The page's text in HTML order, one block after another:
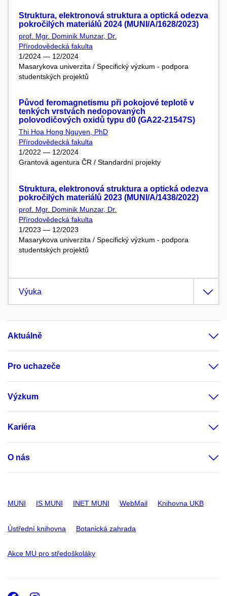
Struktura, elektronová struktura a optická odezva
pokročilých materiálů 2024 (MUNI/A/1628/2023)
prof. Mgr. Dominik Munzar, Dr.
Přírodovědecká fakulta
1/2024 — 12/2024
Masarykova univerzita / Specifický výzkum - podpora
studentských projektů
Původ feromagnetismu při pokojové teplotě v
tenkých vrstvách nedopovaných
polovodičových oxidů typu d0 (GA22-21547S)
Thi Hoa Hong Nguyen, PhD
Přírodovědecká fakulta
1/2022 — 12/2024
Grantová agentura ČR / Standardní projekty
Struktura, elektronová struktura a optická odezva
pokročilých materiálů 2023 (MUNI/A/1438/2022)
prof. Mgr. Dominik Munzar, Dr.
Přírodovědecká fakulta
1/2023 — 12/2023
Masarykova univerzita / Specifický výzkum - podpora
studentských projektů
Výuka
Aktuálně
Pro uchazeče
Výzkum
Kariéra
O nás
MUNI IS MUNI INET MUNI WebMail Knihovna UKB
Ústřední knihovna Botanická zahrada
Akce MU pro středoškoláky